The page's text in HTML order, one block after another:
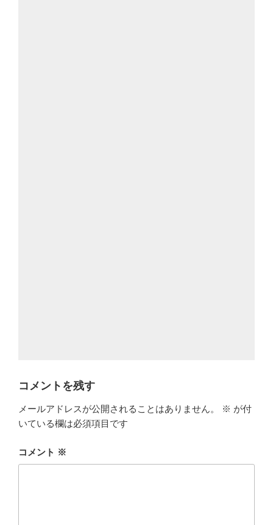
コメントを残す
メールアドレスが公開されることはありません。 ※ が付
いている欄は必須項目です
コメント ※